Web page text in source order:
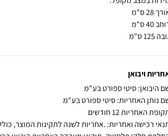
125 ס"מ
ויבואן
היבואן: סיטי ספורט בע"מ
נותן האחריות: סיטי ספורט בע"מ
האחריות 12 חודשים
רכישה ואחריות: .אחריות לשנה לתקינות המוצר,